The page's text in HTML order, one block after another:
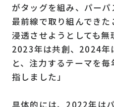
がタッグを組み、パー
最前線で取り組んでき
浸透させようとしても無
2023年は共創、2024年
と、注力するテーマを
指しました」
具体的には、2022年は